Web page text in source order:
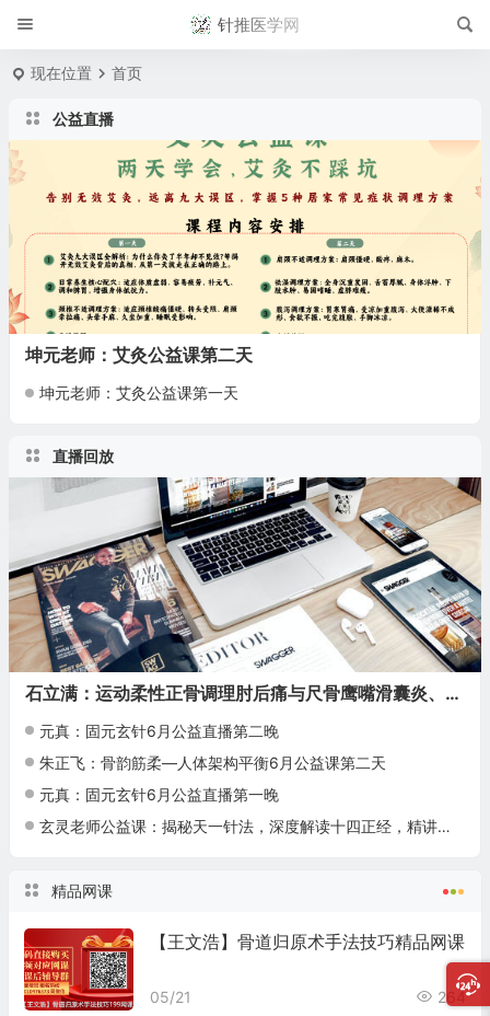
针推医学网
现在位置 首页
公益直播
坤元老师：艾灸公益课第二天
坤元老师：艾灸公益课第一天
直播回放
石立满：运动柔性正骨调理肘后痛与尺骨鹰嘴滑囊炎、膝关节疼痛、踝关节扭挫伤！
元真：固元玄针6月公益直播第二晚
朱正飞：骨韵筋柔—人体架构平衡6月公益课第二天
元真：固元玄针6月公益直播第一晚
玄灵老师公益课：揭秘天一针法，深度解读十四正经，精讲高血压、糖尿病调理秘籍
精品网课
【王文浩】骨道归原术手法技巧精品网课
05/21 264